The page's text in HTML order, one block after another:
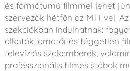
és formátumú filmmel lehet
szervezők hétfőn az MTI-vel.
szekciókban indulhatnak:
alkotók, amatőr és független
televíziós szakemberek,
professzionális filmes stábok